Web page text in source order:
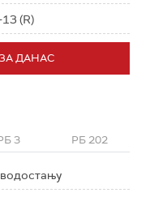
(R)
ДАНАС
3 РБ 202